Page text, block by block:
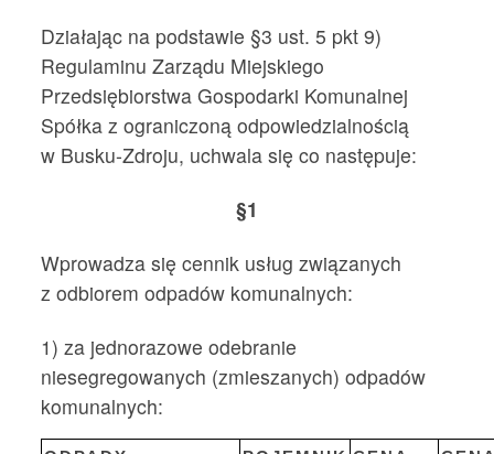
Działając na podstawie §3 ust. 5 pkt 9)
Regulaminu Zarządu Miejskiego
Przedsiębiorstwa Gospodarki Komunalnej
Spółka z ograniczoną odpowiedzialnością
w Busku-Zdroju, uchwala się co następuje:
§1
Wprowadza się cennik usług związanych
z odbiorem odpadów komunalnych:
1) za jednorazowe odebranie
niesegregowanych (zmieszanych) odpadów
komunalnych: